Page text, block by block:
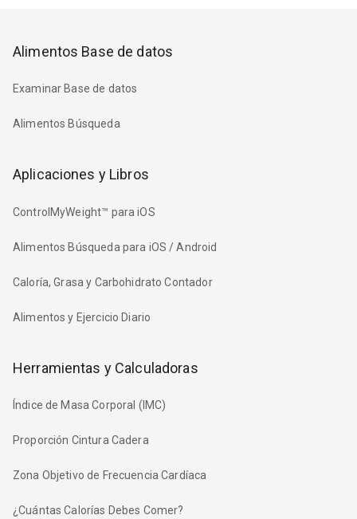
Alimentos Base de datos
Examinar Base de datos
Alimentos Búsqueda
Aplicaciones y Libros
ControlMyWeight™ para iOS
Alimentos Búsqueda para iOS / Android
Caloría, Grasa y Carbohidrato Contador
Alimentos y Ejercicio Diario
Herramientas y Calculadoras
Índice de Masa Corporal (IMC)
Proporción Cintura Cadera
Zona Objetivo de Frecuencia Cardíaca
¿Cuántas Calorías Debes Comer?